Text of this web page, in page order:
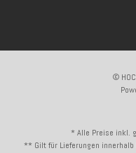
©
* Alle Preise inkl.
** Gilt für Lieferungen innerhalb